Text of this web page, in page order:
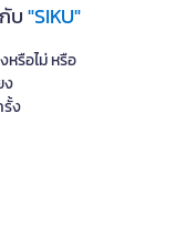
บ"SIKU"
รือไม่ หรือ
ง
ง